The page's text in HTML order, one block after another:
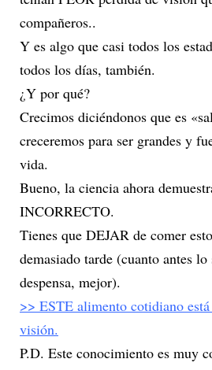
compañeros..
Y es algo que casi todos los
todos los días, también.
¿Y por qué?
Crecimos diciéndonos que es
creceremos para ser grandes y
vida.
Bueno, la ciencia ahora
INCORRECTO.
Tienes que DEJAR de comer
demasiado tarde (cuanto antes lo
despensa, mejor).
>> ESTE alimento cotidiano
visión.
P.D. Este conocimiento es muy